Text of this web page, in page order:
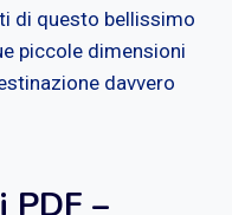
di questo bellissimo
piccole dimensioni
davvero
–